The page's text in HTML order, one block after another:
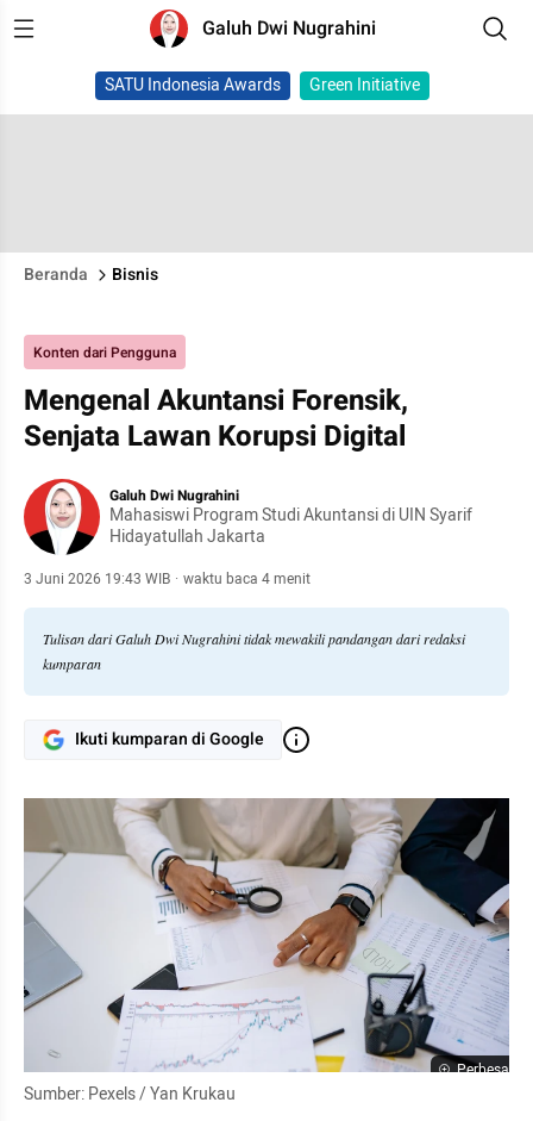
Galuh Dwi Nugrahini
SATU Indonesia Awards Green Initiative
Beranda Bisnis
Konten dari Pengguna
Mengenal Akuntansi Forensik,
Senjata Lawan Korupsi Digital
Galuh Dwi Nugrahini
Mahasiswi Program Studi Akuntansi di UIN Syarif
Hidayatullah Jakarta
3 Juni 2026 19:43 WIB · waktu baca 4 menit
Tulisan dari Galuh Dwi Nugrahini tidak mewakili pandangan dari redaksi
kumparan
Ikuti kumparan di Google
Perbesar
Sumber: Pexels / Yan Krukau